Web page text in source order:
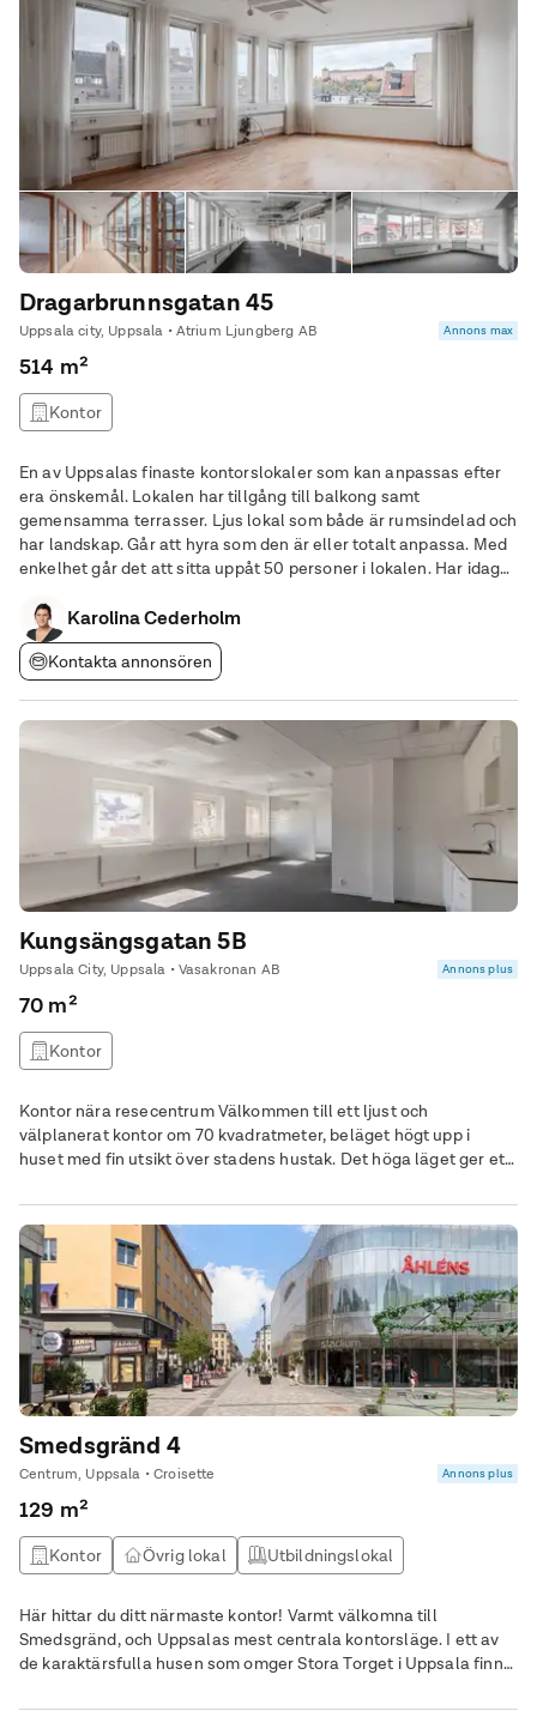
Dragarbrunnsgatan 45
Uppsala city, Uppsala • Atrium Ljungberg AB Annons max
514 m²
Kontor
En av Uppsalas finaste kontorslokaler som kan anpassas efter
era önskemål. Lokalen har tillgång till balkong samt
gemensamma terrasser. Ljus lokal som både är rumsindelad och
har landskap. Går att hyra som den är eller totalt anpassa. Med
enkelhet går det att sitta uppåt 50 personer i lokalen. Har idag
matplats. I källaren finns bra
Karolina Cederholm
Kontakta annonsören
Kungsängsgatan 5B
Uppsala City, Uppsala • Vasakronan AB Annons plus
70 m²
Kontor
Kontor nära resecentrum Välkommen till ett ljust och
välplanerat kontor om 70 kvadratmeter, beläget högt upp i
huset med fin utsikt över stadens hustak. Det höga läget ger ett
dag på kontoret. Lokalen har en inbjudande öppen planlösning
som kompletteras av mötesrum och pentry – en arbetsplats
som lämpar sig bra för både
Smedsgränd 4
Centrum, Uppsala • Croisette Annons plus
129 m²
Kontor Övrig lokal
Utbildningslokal
Här hittar du ditt närmaste kontor! Varmt välkomna till
Smedsgränd, och Uppsalas mest centrala kontorsläge. I ett av
de karaktärsfulla husen som omger Stora Torget i Uppsala finns
nära stadens mittpunkt du kan komma. Kontorslokalen har en